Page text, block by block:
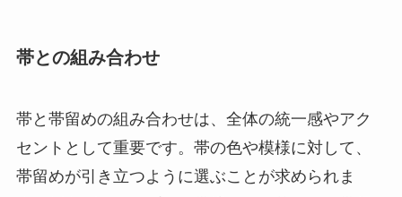
帯との組み合わせ
帯と帯留めの組み合わせは、全体の統一感やアク
セントとして重要です。帯の色や模様に対して、
帯留めが引き立つように選ぶことが求められま